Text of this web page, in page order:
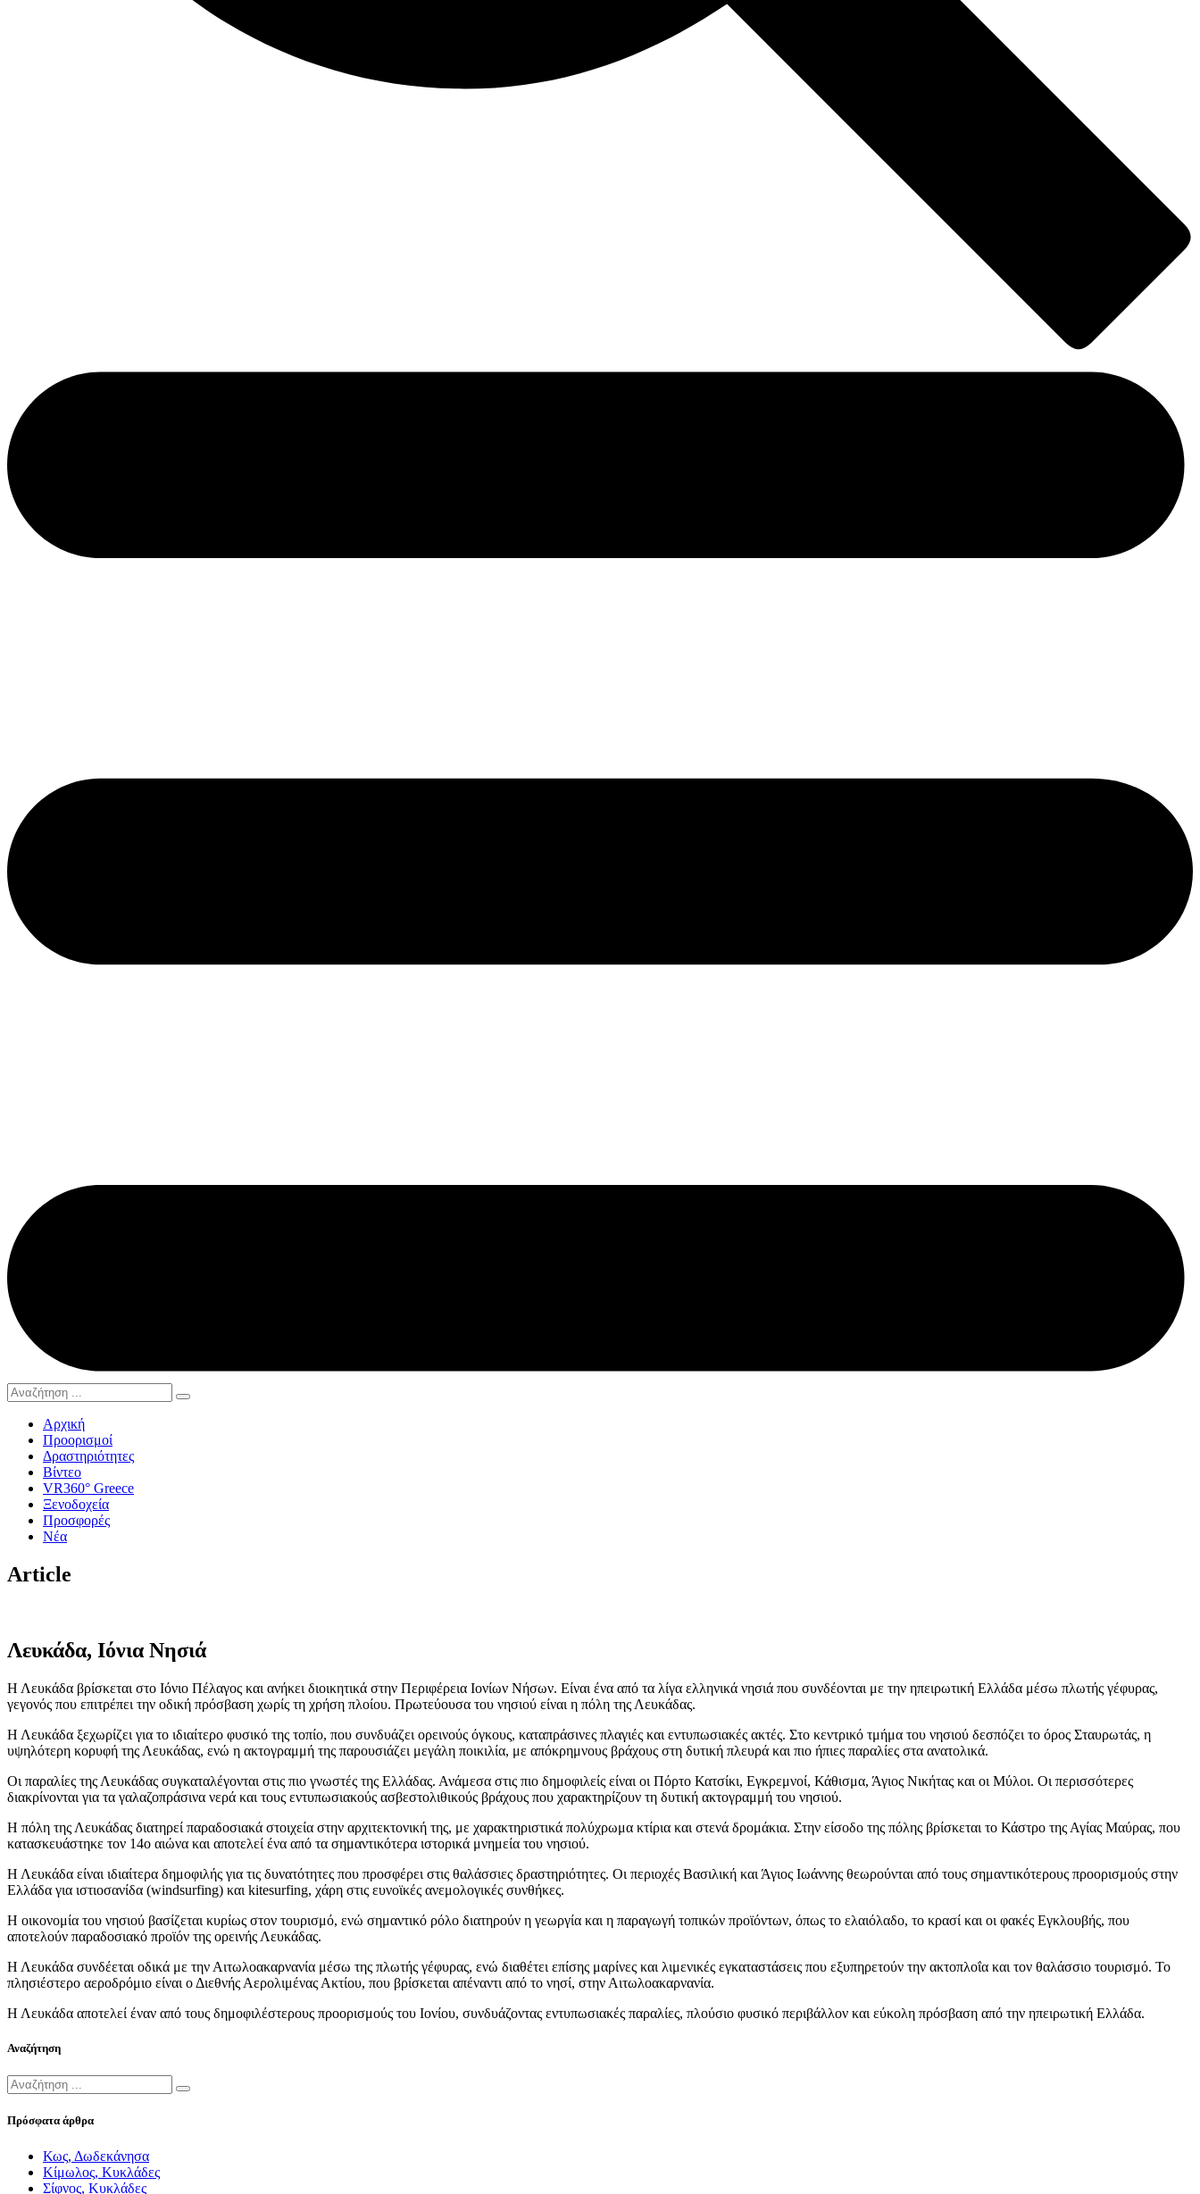
Αρχική
Προορισμοί
Δραστηριότητες
Βίντεο
VR360° Greece
Ξενοδοχεία
Προσφορές
Νέα
Article
Λευκάδα, Ιόνια Νησιά
Η Λευκάδα βρίσκεται στο Ιόνιο Πέλαγος και ανήκει διοικητικά στην Περιφέρεια Ιονίων Νήσων. Είναι ένα από τα λίγα ελληνικά νησιά που συνδέονται με την ηπειρωτική Ελλάδα μέσω πλωτής γέφυρας,
γεγονός που επιτρέπει την οδική πρόσβαση χωρίς τη χρήση πλοίου. Πρωτεύουσα του νησιού είναι η πόλη της Λευκάδας.
Η Λευκάδα ξεχωρίζει για το ιδιαίτερο φυσικό της τοπίο, που συνδυάζει ορεινούς όγκους, καταπράσινες πλαγιές και εντυπωσιακές ακτές. Στο κεντρικό τμήμα του νησιού δεσπόζει το όρος Σταυρωτάς, η
υψηλότερη κορυφή της Λευκάδας, ενώ η ακτογραμμή της παρουσιάζει μεγάλη ποικιλία, με απόκρημνους βράχους στη δυτική πλευρά και πιο ήπιες παραλίες στα ανατολικά.
Οι παραλίες της Λευκάδας συγκαταλέγονται στις πιο γνωστές της Ελλάδας. Ανάμεσα στις πιο δημοφιλείς είναι οι Πόρτο Κατσίκι, Εγκρεμνοί, Κάθισμα, Άγιος Νικήτας και οι Μύλοι. Οι περισσότερες
διακρίνονται για τα γαλαζοπράσινα νερά και τους εντυπωσιακούς ασβεστολιθικούς βράχους που χαρακτηρίζουν τη δυτική ακτογραμμή του νησιού.
Η πόλη της Λευκάδας διατηρεί παραδοσιακά στοιχεία στην αρχιτεκτονική της, με χαρακτηριστικά πολύχρωμα κτίρια και στενά δρομάκια. Στην είσοδο της πόλης βρίσκεται το Κάστρο της Αγίας Μαύρας, που
κατασκευάστηκε τον 14ο αιώνα και αποτελεί ένα από τα σημαντικότερα ιστορικά μνημεία του νησιού.
Η Λευκάδα είναι ιδιαίτερα δημοφιλής για τις δυνατότητες που προσφέρει στις θαλάσσιες δραστηριότητες. Οι περιοχές Βασιλική και Άγιος Ιωάννης θεωρούνται από τους σημαντικότερους προορισμούς στην
Ελλάδα για ιστιοσανίδα (windsurfing) και kitesurfing, χάρη στις ευνοϊκές ανεμολογικές συνθήκες.
Η οικονομία του νησιού βασίζεται κυρίως στον τουρισμό, ενώ σημαντικό ρόλο διατηρούν η γεωργία και η παραγωγή τοπικών προϊόντων, όπως το ελαιόλαδο, το κρασί και οι φακές Εγκλουβής, που
αποτελούν παραδοσιακό προϊόν της ορεινής Λευκάδας.
Η Λευκάδα συνδέεται οδικά με την Αιτωλοακαρνανία μέσω της πλωτής γέφυρας, ενώ διαθέτει επίσης μαρίνες και λιμενικές εγκαταστάσεις που εξυπηρετούν την ακτοπλοΐα και τον θαλάσσιο τουρισμό. Το
πλησιέστερο αεροδρόμιο είναι ο Διεθνής Αερολιμένας Ακτίου, που βρίσκεται απέναντι από το νησί, στην Αιτωλοακαρνανία.
Η Λευκάδα αποτελεί έναν από τους δημοφιλέστερους προορισμούς του Ιονίου, συνδυάζοντας εντυπωσιακές παραλίες, πλούσιο φυσικό περιβάλλον και εύκολη πρόσβαση από την ηπειρωτική Ελλάδα.
Αναζήτηση
Πρόσφατα άρθρα
Κως, Δωδεκάνησα
Κίμωλος, Κυκλάδες
Σίφνος, Κυκλάδες